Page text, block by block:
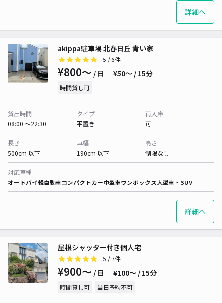
詳細へ
akippa駐車場 北春日丘 青い家
5 / 6件
¥800〜 / 日 ¥50〜 / 15分
時間貸し可
貸出時間
08:00 〜22:30
タイプ
平置き
再入庫
可
長さ
500cm 以下
車幅
190cm 以下
高さ
制限なし
対応車種
オートバイ軽自動車コンパクトカー中型車ワンボックス大型車・SUV
詳細へ
屋根シャッター付き個人宅
5 / 7件
¥900〜 / 日 ¥100〜 / 15分
時間貸し可 当日予約不可